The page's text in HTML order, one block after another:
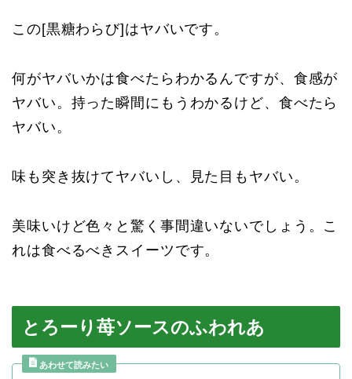
この[黒糖わらび]はヤバいです。
何がヤバいかは食べたらわかるんですが、食感が
ヤバい。持った瞬間にもうわかるけど、食べたら
ヤバい。
味も突き抜けてヤバいし、見た目もヤバい。
美味いけど色々と驚く事間違いないでしょう。こ
れは食べるべきスイーツです。
とろーり苺ソースのふわれあ